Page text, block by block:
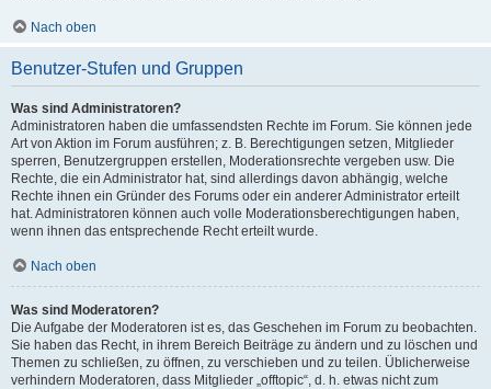
Nach oben
Benutzer-Stufen und Gruppen
Was sind Administratoren?
Administratoren haben die umfassendsten Rechte im Forum. Sie können jede
Art von Aktion im Forum ausführen; z. B. Berechtigungen setzen, Mitglieder
sperren, Benutzergruppen erstellen, Moderationsrechte vergeben usw. Die
Rechte, die ein Administrator hat, sind allerdings davon abhängig, welche
Rechte ihnen ein Gründer des Forums oder ein anderer Administrator erteilt
hat. Administratoren können auch volle Moderationsberechtigungen haben,
wenn ihnen das entsprechende Recht erteilt wurde.
Nach oben
Was sind Moderatoren?
Die Aufgabe der Moderatoren ist es, das Geschehen im Forum zu beobachten.
Sie haben das Recht, in ihrem Bereich Beiträge zu ändern und zu löschen und
Themen zu schließen, zu öffnen, zu verschieben und zu teilen. Üblicherweise
verhindern Moderatoren, dass Mitglieder „offtopic“, d. h. etwas nicht zum